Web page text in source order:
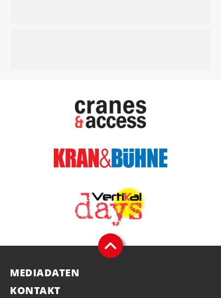
MEDIADATEN
KONTAKT